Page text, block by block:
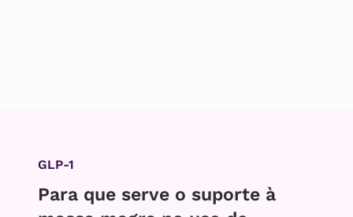
GLP-1
Para que serve o suporte à